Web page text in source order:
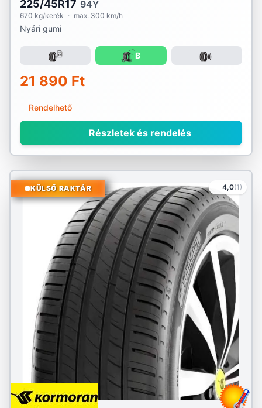
225/45R17 94Y
670 kg/kerék · max. 300 km/h
Nyári gumi
B
21 890 Ft
Rendelhető
Részletek és rendelés
4,0(1)
KÜLSŐ RAKTÁR